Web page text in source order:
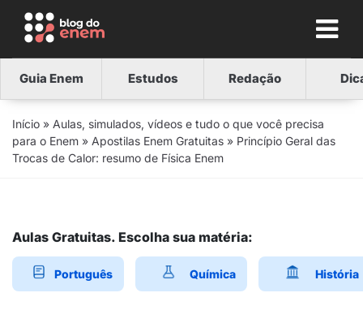
Guia Enem Estudos Redação
Início » Aulas, simulados, vídeos e tudo o que você precisa
para o Enem » Apostilas Enem Gratuitas » Princípio Geral das
Trocas de Calor: resumo de Física Enem
Aulas Gratuitas. Escolha sua matéria:
Português Química História